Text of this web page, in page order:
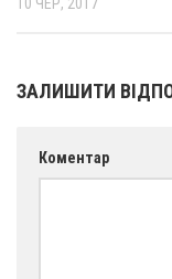
Св. Йосифа
Монастир
Святого
Катехитична
ЗАЛИШИТИ
Коментар